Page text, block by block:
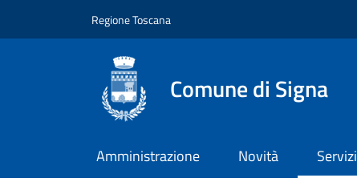
Regione Toscana
Comune di Signa
Amministrazione Novità Servizi